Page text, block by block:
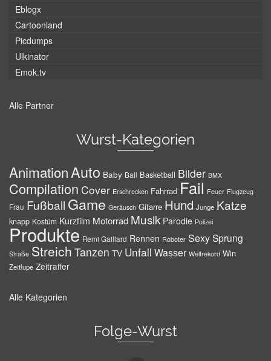
Eblogx
Cartoonland
Picdumps
Ulkinator
Emok.tv
Alle Partner
Wurst-Kategorien
AnimationAuto Baby Ball Basketball Bilder BMX
Compilation Cover Erschrecken Fahrrad Fail Feuer Flugzeug
Frau Fußball Game Geräusch Gitarre Hund Junge Katze
knapp Kostüm Kurzfilm Motorrad Musik Parodie Polizei
Produkte Remi Gaillard Rennen Roboter SexySprung
Straße Streich Tanzen TV Unfall Wasser Weltrekord Win
Zeitlupe Zeitraffer
Alle Kategorien
Folge-Wurst